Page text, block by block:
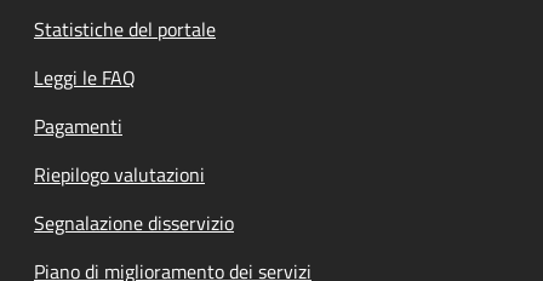
Statistiche del portale
Leggi le FAQ
Pagamenti
Riepilogo valutazioni
Segnalazione disservizio
Piano di miglioramento dei servizi